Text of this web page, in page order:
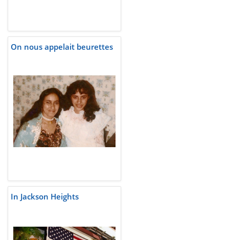
On nous appelait beurettes
In Jackson Heights